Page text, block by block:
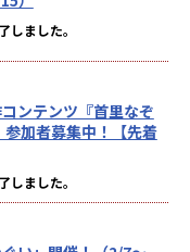
ました。
ンテンツ『首里なぞ
加者募集中！【先着
ました。